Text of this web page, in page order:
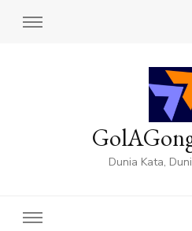
Dunia Kata,